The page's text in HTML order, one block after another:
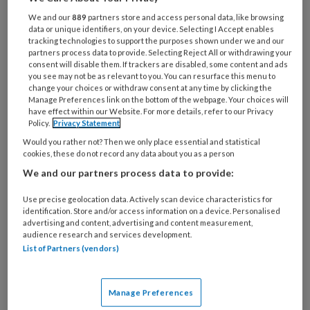
mailadres?
* *
je
wachtwoord* *
Kies
je
functie *
Bij
welke
organisatie
werk
je?
Untitled
Ontvang 2x per week de
Ontvang iedere zondag het
Management Kinderopvang
Weekoverzicht
Ja, ik geef toestemming voor e-mails
We and our889 partners store and access personal data, like browsing
data or unique identifiers, on your device. Selecting I Accept enables
tracking technologies to support the purposes shown under we and our
partners process data to provide. Selecting Reject All or withdrawing your
consent will disable them. If trackers are disabled, some content and ads
you see may not be as relevant to you. You can resurface this menu to
change your choices or withdraw consent at any time by clicking the
Manage Preferences link on the bottom of the webpage. Your choices will
have effect within our Website. For more details, refer to our Privacy
Policy. Privacy Statement
Would you rather not? Then we only place essential and statistical
cookies, these do not record any data about you as a person
We and our partners process data to provide:
Use precise geolocation data. Actively scan device characteristics for
identification. Store and/or access information on a device. Personalised
advertising and content, advertising and content measurement,
audience research and services development.
List of Partners (vendors)
Manage Preferences